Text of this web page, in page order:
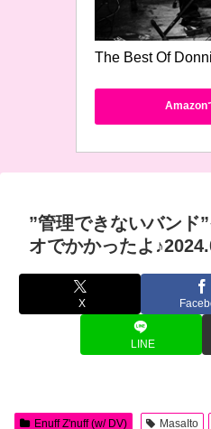
The Best Of
Amazon
”管理できないバンド
オでかかったよ
X
LINE
Enuff Z'nuff (w/ DV) MasaIto